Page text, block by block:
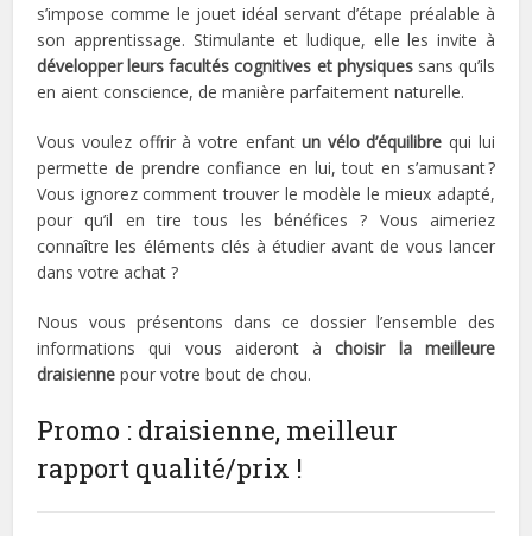
s’impose comme le jouet idéal servant d’étape préalable à
son apprentissage. Stimulante et ludique, elle les invite à
développer leurs facultés cognitives et physiquessans qu’ils
en aient conscience, de manière parfaitement naturelle.
Vous voulez offrir à votre enfantun vélo d’équilibre qui lui
permette de prendre confiance en lui, tout en s’amusant ?
Vous ignorez comment trouver le modèle le mieux adapté,
pour qu’il en tire tous les bénéfices ? Vous aimeriez
connaître les éléments clés à étudier avant de vous lancer
dans votre achat ?
Nous vous présentons dans ce dossier l’ensemble des
informations qui vous aideront àchoisir la meilleure
draisienne pour votre bout de chou.
Promo : draisienne, meilleur
rapport qualité/prix !